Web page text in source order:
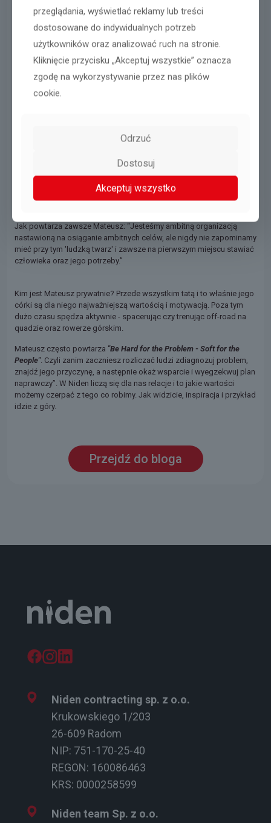
prosta. Rozmowa, autentyczność i ambicja - to ona się tutaj
Mateusz, jak już wspominaliśmy, pełni rolę Dyrektora
Zarządzającego. Jego zadaniem jest zapewnienie, aby firma oraz jej
pracownicy mogli rozwijać się w bezpiecznym i stabilnym otoczeniu.
Jak powtarza zawsze Mateusz: “Jesteśmy ambitną organizacją
nastawioną na osiąganie ambitnych celów, ale nigdy nie zapominamy
mieć przy tym 'ludzką twarz' i zawsze na pierwszym miejscu stawiać
człowieka oraz jego potrzeby.”
Kim jest Mateusz prywatnie? Przede wszystkim tatą i to właśnie jego
córki są dla niego najważniejszą wartością i motywacją. Poza tym
dużo czasu spędza aktywnie - spacerując czy trenując off-road na
quadzie oraz rowerze górskim.
Mateusz często powtarza "Be Hard for the Problem - Soft for the
People". Czyli zanim zaczniesz rozliczać ludzi zdiagnozuj problem,
znajdź jego przyczynę, a następnie okaż wsparcie i wyegzekwuj plan
naprawczy”. W Niden liczą się dla nas relacje i to jakie wartości
możemy czerpać z tego co robimy. Jak widzicie, inspiracja i przykład
idzie z góry.
Przejdź do bloga
Niden contracting sp. z o.o.
Krukowskiego 1/203
26-609 Radom
NIP: 751-170-25-40
REGON: 160086463
KRS: 0000258599
Niden team Sp. z o.o.
przeglądania, wyświetlać reklamy lub treści
dostosowane do indywidualnych potrzeb
użytkowników oraz analizować ruch na stronie.
Kliknięcie przycisku „Akceptuj wszystkie” oznacza
zgodę na wykorzystywanie przez nas plików
cookie.
Odrzuć
Dostosuj
Akceptuj wszystko